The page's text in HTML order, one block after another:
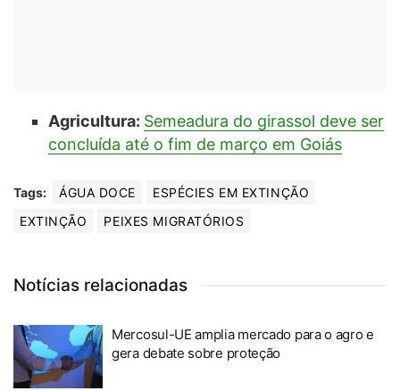
Agricultura: Semeadura do girassol deve ser
concluída até o fim de março em Goiás
Tags: ÁGUA DOCE
ESPÉCIES EM EXTINÇÃO
EXTINÇÃO
PEIXES MIGRATÓRIOS
Notícias relacionadas
Mercosul-UE amplia mercado para o agro e
gera debate sobre proteção